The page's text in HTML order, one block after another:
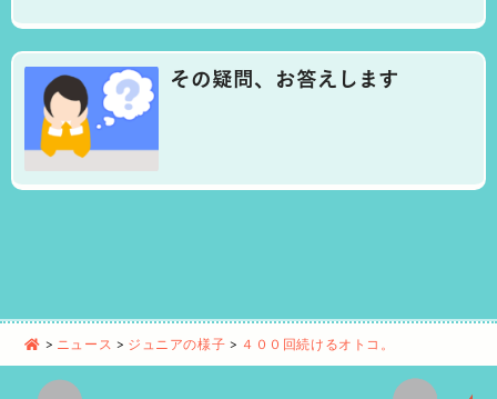
その疑問、お答えします
> ニュース > ジュニアの様子 > ４００回続けるオトコ。